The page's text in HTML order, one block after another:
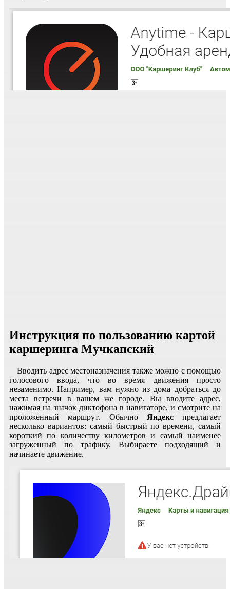
Инструкция по пользованию картой
каршеринга Мучкапский
Вводить адрес местоназначения также можно с помощью
голосового ввода, что во время движения просто
незаменимо. Например, вам нужно из дома добраться до
места встречи в вашем же городе. Вы вводите адрес,
нажимая на значок диктофона в навигаторе, и смотрите на
проложенный маршрут. Обычно Яндекспредлагает
несколько вариантов: самый быстрый по времени, самый
короткий по количеству километров и самый наименее
загруженный по трафику. Выбираете подходящий и
начинаете движение.